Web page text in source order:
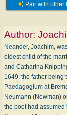
Pair with other
Author:
Neander, Joachim,
eldest child of the
and Catharina
1649, the father being
Paedagogium at
Neumann (Newman)
the poet had assumed